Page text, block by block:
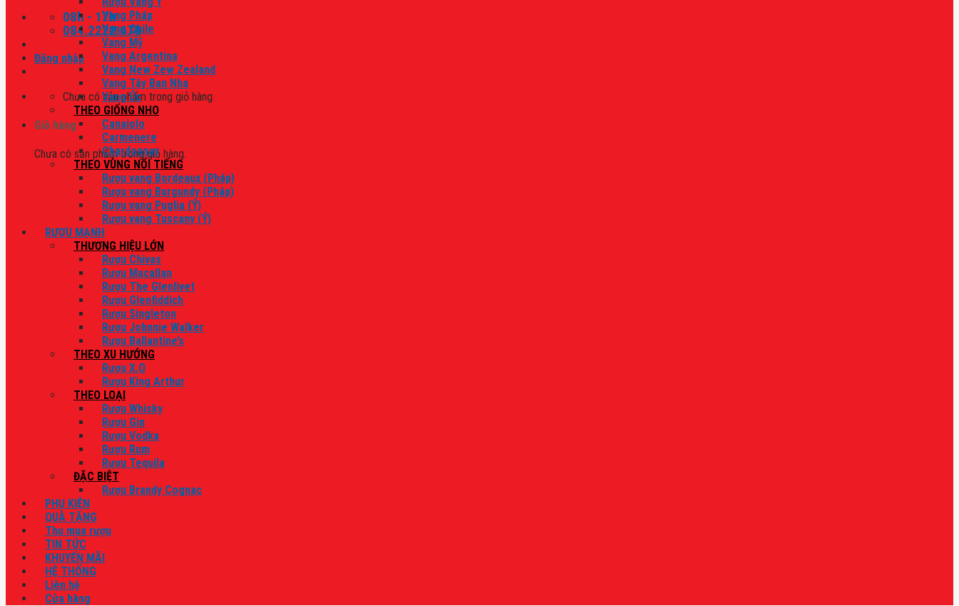
08h - 17h
084.2222.678
Đăng nhập
Chưa có sản phẩm trong giỏ hàng.
Giỏ hàng
Chưa có sản phẩm trong giỏ hàng.
Vang Pháp
Vang Chile
Vang Mỹ
Vang Argentina
Vang New Zew Zealand
Vang Tây Ban Nha
Vang Úc
THEO GIỐNG NHO
Canaiolo
Carmenere
Chardonnay
THEO VÙNG NỔI TIẾNG
Rượu vang Bordeaux (Pháp)
Rượu vang Burgundy (Pháp)
Rượu vang Puglia (Ý)
Rượu vang Tuscany (Ý)
RƯỢU MẠNH
THƯƠNG HIỆU LỚN
Rượu Chivas
Rượu Macallan
Rượu The Glenlivet
Rượu Glenfiddich
Rượu Singleton
Rượu Johnnie Walker
Rượu Ballantine’s
THEO XU HƯỚNG
Rượu X.O
Rượu King Arthur
THEO LOẠI
Rượu Whisky
Rượu Gin
Rượu Vodka
Rượu Rum
Rượu Tequila
ĐẶC BIỆT
Rượu Brandy Cognac
PHỤ KIỆN
QUÀ TẶNG
Thu mua rượu
TIN TỨC
KHUYẾN MÃI
HỆ THỐNG
Liên hệ
Cửa hàng